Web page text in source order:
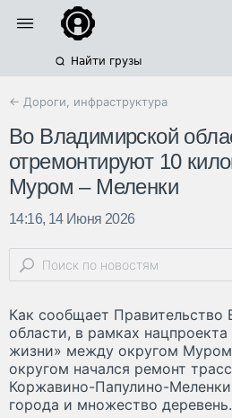
Найти грузы
← Дороги, инфраструктура
Во Владимирской
отремонтируют 10
Муром – Меленки
14:16, 14 Июня 2026
Как сообщает Правительство
области, в рамках
жизни» между округом
округом начался ремонт
Коржавино-Папулино-
города и множество деревень.